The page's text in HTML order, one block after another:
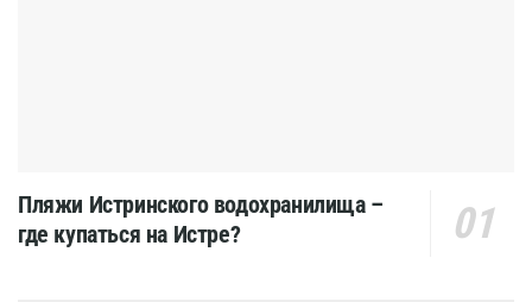
Пляжи Истринского водохранилища –
где купаться на Истре?